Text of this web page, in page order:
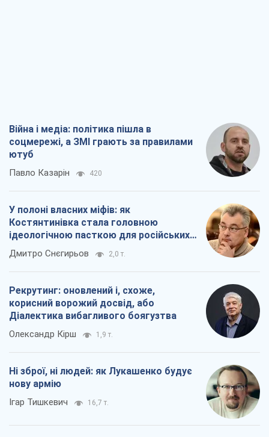
Війна і медіа: політика пішла в
соцмережі, а ЗМІ грають за правилами
ютуб
Павло Казарін 420
У полоні власних міфів: як
Костянтинівка стала головною
ідеологічною пасткою для російських
окупантів
Дмитро Снєгирьов 2,0 т.
Рекрутинг: оновлений і, схоже,
корисний ворожий досвід, або
Діалектика вибагливого боягузтва
Олександр Кірш 1,9 т.
Ні зброї, ні людей: як Лукашенко будує
нову армію
Ігар Тишкевич 16,7 т.